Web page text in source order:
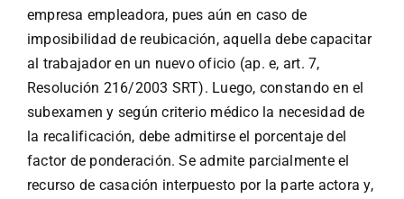
empresa empleadora, pues aún en caso de
imposibilidad de reubicación, aquella debe capacitar
al trabajador en un nuevo oficio (ap. e, art. 7,
Resolución 216/2003 SRT). Luego, constando en el
subexamen y según criterio médico la necesidad de
la recalificación, debe admitirse el porcentaje del
factor de ponderación. Se admite parcialmente el
recurso de casación interpuesto por la parte actora y,